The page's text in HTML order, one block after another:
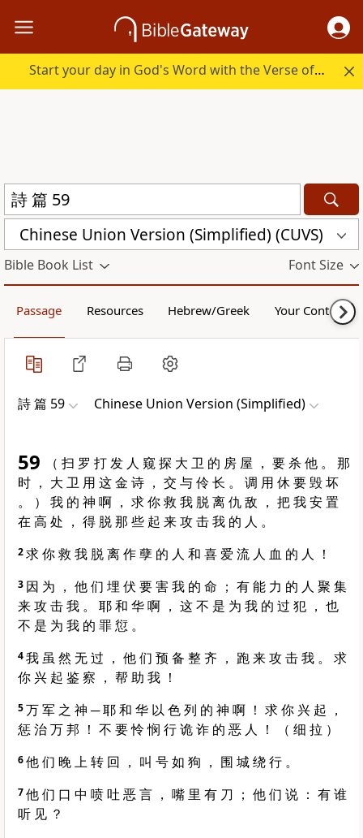
Start your day in God's Word with the Verse of the Day.
Chinese Union Version (Simplified) (CUVS)
Bible Book List Font Size
Passage Resources Hebrew/Greek Your Content
詩 篇 59 Chinese Union Version (Simplified)
59
（ 扫 罗 打 发 人 窥 探 大 卫 的 房 屋 ， 要 杀 他 。 那
时 ， 大 卫 用 这 金 诗 ， 交 与 伶 长 。 调 用 休 要 毁 坏
。 ） 我 的 神 啊 ， 求 你 救 我 脱 离 仇 敌 ， 把 我 安 置
在 高 处 ， 得 脱 那 些 起 来 攻 击 我 的 人 。
2求 你 救 我 脱 离 作 孽 的 人 和 喜 爱 流 人 血 的 人 ！
3 因 为 ， 他 们 埋 伏 要 害 我 的 命 ； 有 能 力 的 人 聚 集
来 攻 击 我 。 耶 和 华 啊 ， 这 不 是 为 我 的 过 犯 ， 也
不 是 为 我 的 罪 愆 。
4我 虽 然 无 过 ， 他 们 预 备 整 齐 ， 跑 来 攻 击 我 。 求
你 兴 起 鉴 察 ， 帮 助 我 ！
5万 军 之 神 ─ 耶 和 华 以 色 列 的 神 啊 ！ 求 你 兴 起 ，
惩 治 万 邦 ！ 不 要 怜 悯 行 诡 诈 的 恶 人 ！ （ 细 拉 ）
6他 们 晚 上 转 回 ， 叫 号 如 狗 ， 围 城 绕 行 。
7他 们 口 中 喷 吐 恶 言 ， 嘴 里 有 刀 ； 他 们 说 ： 有 谁
听 见 ？